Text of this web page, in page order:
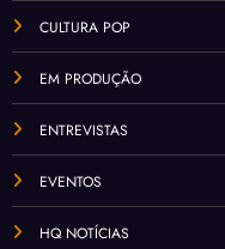
CULTURA POP
EM PRODUÇÃO
ENTREVISTAS
EVENTOS
HQ NOTÍCIAS